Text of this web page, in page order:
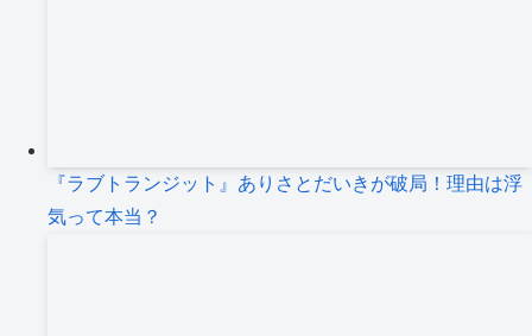
『ラブトランジット』ありさとだいきが破局！理由は浮
気って本当？